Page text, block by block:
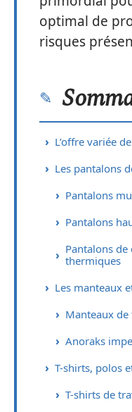
optimal de
risques
L’offre variée
Les pantalons
Pantalons
Pantalons
Pantalons de
thermiques
Les manteaux
Manteaux
Anoraks
T-shirts, polos
T-shirts de